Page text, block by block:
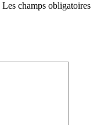
Les champs obligatoires